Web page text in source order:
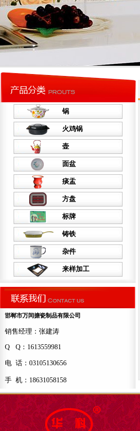
锅
火鸡锅
壶
面盆
痰盂
方盘
标牌
铸铁
杂件
来样加工
邯郸市万闰搪瓷制品有限公司
销售经理：张建涛
Q Q：1613559981
电 话：03105130656
手 机：18631058158